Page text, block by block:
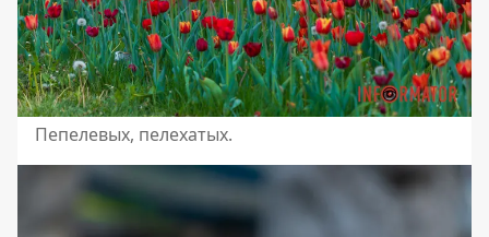
Пепелевых, пелехатых.